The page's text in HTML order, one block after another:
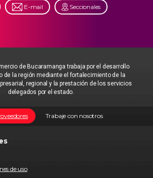
E-mail Seccionales
de Bucaramanga trabaja por el desarrollo
de la región mediante el fortalecimiento de la
regional y la prestación de los servicios
delegados por el estado.
Trabaje con nosotros
de uso